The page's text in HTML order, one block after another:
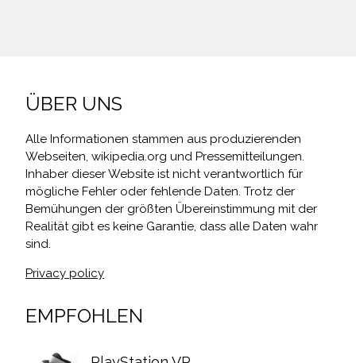
ÜBER UNS
Alle Informationen stammen aus produzierenden
Webseiten, wikipedia.org und Pressemitteilungen.
Inhaber dieser Website ist nicht verantwortlich für
mögliche Fehler oder fehlende Daten. Trotz der
Bemühungen der größten Übereinstimmung mit der
Realität gibt es keine Garantie, dass alle Daten wahr
sind.
Privacy policy
EMPFOHLEN